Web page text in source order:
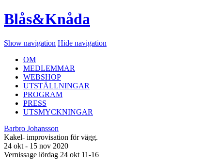
Blås&Knåda
Show navigation Hide navigation
OM
MEDLEMMAR
WEBSHOP
UTSTÄLLNINGAR
PROGRAM
PRESS
UTSMYCKNINGAR
Barbro Johansson
Kakel- improvisation för vägg.
24 okt - 15 nov 2020
Vernissage lördag 24 okt 11-16